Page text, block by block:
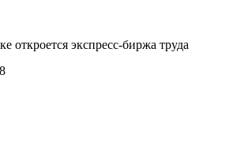
откроется экспресс-биржа труда